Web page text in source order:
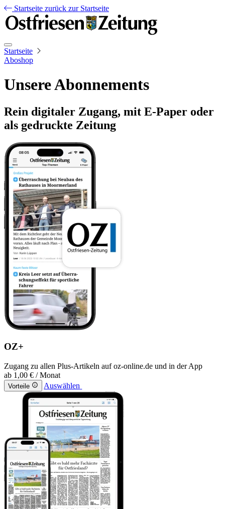
Startseite zurück zur Startseite
Startseite
Aboshop
Unsere Abonnements
Rein digitaler Zugang, mit E-Paper oder
als gedruckte Zeitung
OZ+
Zugang zu allen Plus-Artikeln auf oz-online.de und in der App
ab 1,00 € / Monat
Vorteile Auswählen